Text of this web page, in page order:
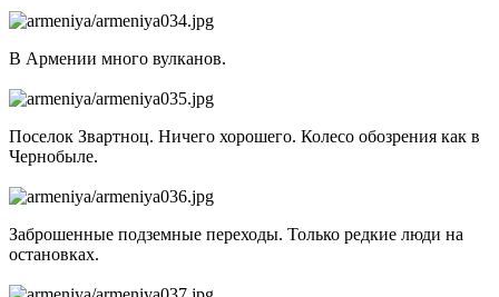
В Армении много вулканов.
Поселок Звартноц. Ничего хорошего. Колесо обозрения как в
Чернобыле.
Заброшенные подземные переходы. Только редкие люди на
остановках.